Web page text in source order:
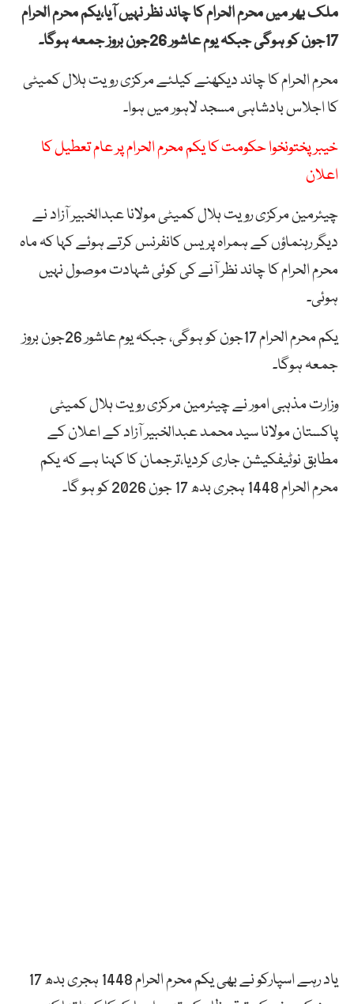
ملک بھر میں محرم الحرام کا چاند نظر نہیں آیا،یکم محرم الحرام
17جون کو ہوگی جبکہ یوم عاشور 26جون بروز جمعہ ہوگا۔
محرم الحرام کا چاند دیکھنے کیلئے مرکزی رویت ہلال کمیٹی
کا اجلاس بادشاہی مسجد لاہور میں ہوا۔
خیبر پختونخوا حکومت کا یکم محرم الحرام پر عام تعطیل کا
اعلان
چیئرمین مرکزی رویت ہلال کمیٹی مولانا عبدالخبیر آزاد نے
دیگر رہنماؤں کے ہمراہ پریس کانفرنس کرتے ہوئے کہا کہ ماہ
محرم الحرام کا چاند نظر آنے کی کوئی شہادت موصول نہیں
ہوئی۔
یکم محرم الحرام 17جون کو ہوگی، جبکہ یوم عاشور 26جون بروز
جمعہ ہوگا۔
وزارت مذہبی امور نے چیئرمین مرکزی رویت ہلال کمیٹی
پاکستان مولانا سید محمد عبدالخبیر آزاد کے اعلان کے
مطابق نوٹیفکیشن جاری کردیا،ترجمان کا کہنا ہے کہ یکم
محرم الحرام 1448 ہجری بدھ 17 جون 2026 کو ہو گا۔
یاد رہے اسپارکو نے بھی ​یکم محرم الحرام 1448 ہجری بدھ 17